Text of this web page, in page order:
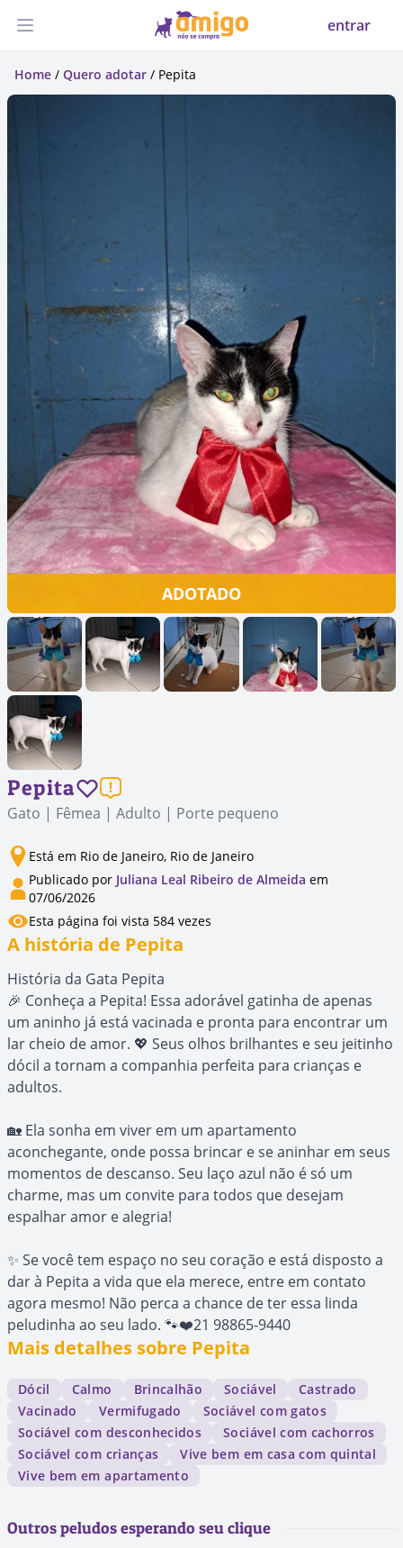
Abrir menu entrar
Home / Quero adotar / Pepita
ADOTADO
Pepita
Gato | Fêmea | Adulto | Porte pequeno
Está em Rio de Janeiro, Rio de Janeiro
Publicado por Juliana Leal Ribeiro de Almeida em
07/06/2026
Esta página foi vista 584 vezes
A história de Pepita
História da Gata Pepita
🎉 Conheça a Pepita! Essa adorável gatinha de apenas
um aninho já está vacinada e pronta para encontrar um
lar cheio de amor. 💖 Seus olhos brilhantes e seu jeitinho
dócil a tornam a companhia perfeita para crianças e
adultos.
🏡 Ela sonha em viver em um apartamento
aconchegante, onde possa brincar e se aninhar em seus
momentos de descanso. Seu laço azul não é só um
charme, mas um convite para todos que desejam
espalhar amor e alegria!
✨ Se você tem espaço no seu coração e está disposto a
dar à Pepita a vida que ela merece, entre em contato
agora mesmo! Não perca a chance de ter essa linda
peludinha ao seu lado. 🐾❤️21 98865-9440
Mais detalhes sobre Pepita
Dócil Calmo Brincalhão Sociável
Castrado
Vacinado
Vermifugado
Sociável com gatos
Sociável com desconhecidos
Sociável com cachorros
Sociável com crianças
Vive bem em casa com quintal
Vive bem em apartamento
Outros peludos esperando seu clique